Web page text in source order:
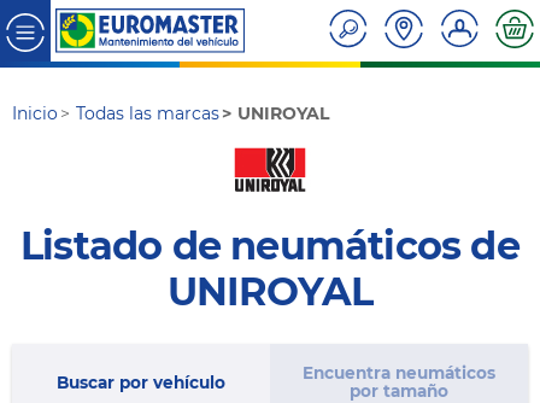
Inicio Todas las marcas UNIROYAL
Listado de neumáticos de
UNIROYAL
Buscar por vehículo
Encuentra neumáticos
por tamaño